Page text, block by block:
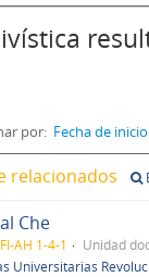
por: Fecha de inicio
relacionados
Che
AH 1-4-1 Unidad
Universitarias